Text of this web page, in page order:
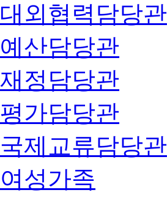
대외협력담당관
예산담당관
재정담당관
평가담당관
국제교류담당관
여성가족